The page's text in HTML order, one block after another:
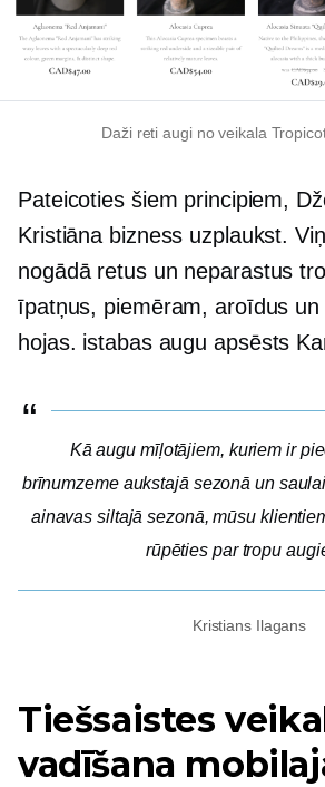
Daži reti augi no veikala
Pateicoties šiem principiem,
Kristiāna bizness uzplaukst.
nogādā retus un neparastus
īpatņus, piemēram, aroīdus un
hojas. istabas augu apsēsts
Kā augu mīļotājiem, kuriem ir
brīnumzeme aukstajā sezonā un
ainavas siltajā sezonā, mūsu
rūpēties par tropu
Kristians Ilagans
Tiešsaistes
vadīšana